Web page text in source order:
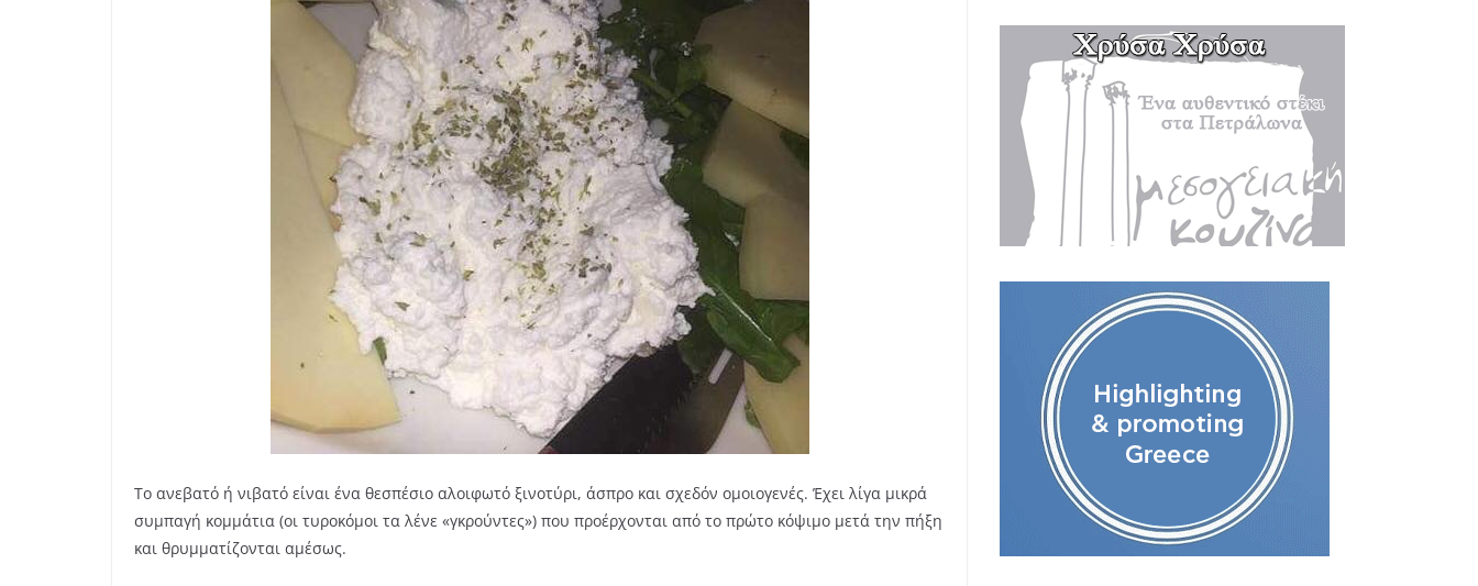
Το ανεβατό ή νιβατό είναι ένα θεσπέσιο αλοιφωτό ξινοτύρι, άσπρο και σχεδόν ομοιογενές. Έχει λίγα μικρά
συμπαγή κομμάτια (οι τυροκόμοι τα λένε «γκρούντες») που προέρχονται από το πρώτο κόψιμο μετά την πήξη
και θρυμματίζονται αμέσως.